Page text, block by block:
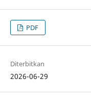
PDF
Diterbitkan
2026-06-29